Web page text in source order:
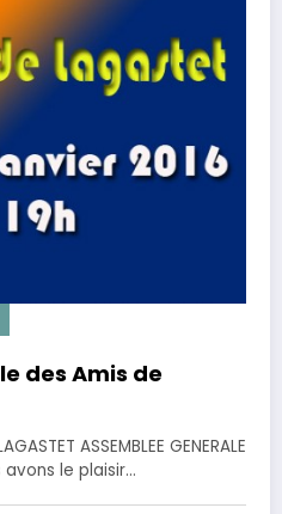
des Amis de
ASSEMBLEE GENERALE
le plaisir…